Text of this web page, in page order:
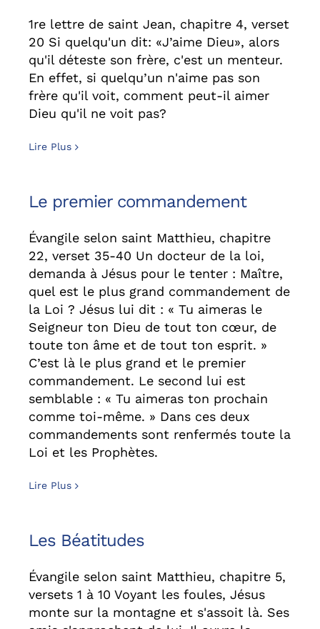
1re lettre de saint Jean, chapitre 4, verset
20 Si quelqu'un dit: «J’aime Dieu», alors
qu'il déteste son frère, c'est un menteur.
En effet, si quelqu’un n'aime pas son
frère qu'il voit, comment peut-il aimer
Dieu qu'il ne voit pas?
Lire Plus
Le premier commandement
Évangile selon saint Matthieu, chapitre
22, verset 35-40 Un docteur de la loi,
demanda à Jésus pour le tenter : Maître,
quel est le plus grand commandement de
la Loi ? Jésus lui dit : « Tu aimeras le
Seigneur ton Dieu de tout ton cœur, de
toute ton âme et de tout ton esprit. »
C’est là le plus grand et le premier
commandement. Le second lui est
semblable : « Tu aimeras ton prochain
comme toi-même. » Dans ces deux
commandements sont renfermés toute la
Loi et les Prophètes.
Lire Plus
Les Béatitudes
Évangile selon saint Matthieu, chapitre 5,
versets 1 à 10 Voyant les foules, Jésus
monte sur la montagne et s'assoit là. Ses